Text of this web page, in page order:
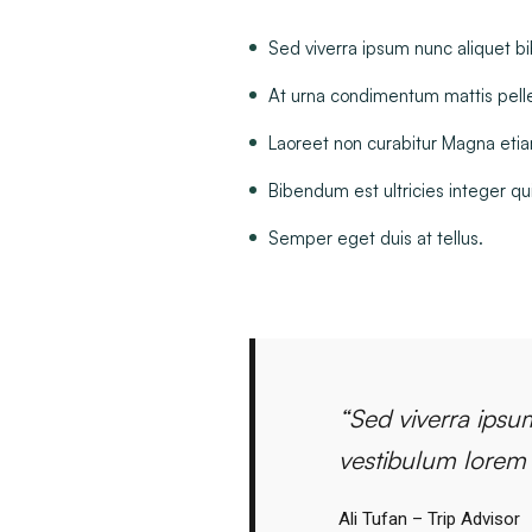
Sed viverra ipsum nunc aliquet
At urna condimentum mattis
Laoreet non curabitur Magna
Bibendum est ultricies integer
Semper eget duis at tellus.
“Sed viverra
vestibulum
Ali Tufan – Trip Advisor